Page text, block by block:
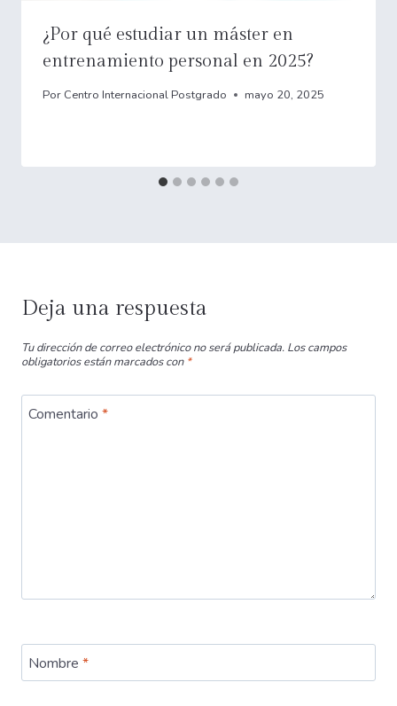
¿Por qué estudiar un máster en
entrenamiento personal en 2025?
Por Centro Internacional Postgrado mayo 20, 2025
Deja una respuesta
Tu dirección de correo electrónico no será publicada. Los campos
obligatorios están marcados con *
Comentario *
Nombre *